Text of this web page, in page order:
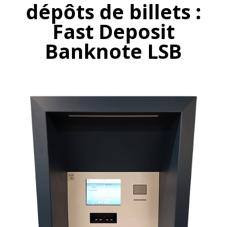
dépôts de billets :
Fast Deposit
Banknote LSB